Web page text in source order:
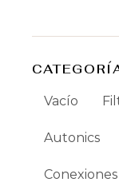
Vacío
Autonics